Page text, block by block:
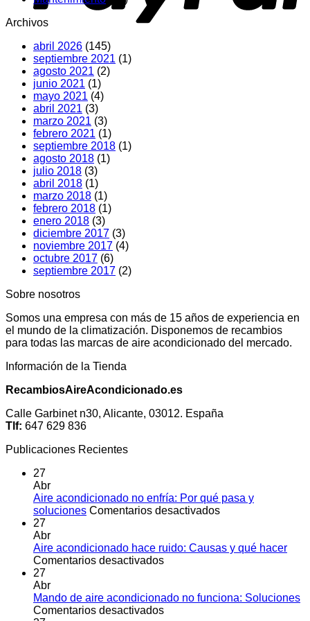
hacer
Archivos
abril 2026 (145)
septiembre 2021 (1)
agosto 2021 (2)
junio 2021 (1)
mayo 2021 (4)
abril 2021 (3)
marzo 2021 (3)
febrero 2021 (1)
septiembre 2018 (1)
agosto 2018 (1)
julio 2018 (3)
abril 2018 (1)
marzo 2018 (1)
febrero 2018 (1)
enero 2018 (3)
diciembre 2017 (3)
noviembre 2017 (4)
octubre 2017 (6)
septiembre 2017 (2)
Sobre nosotros
Somos una empresa con más de 15 años de experiencia en
el mundo de la climatización. Disponemos de recambios
para todas las marcas de aire acondicionado del mercado.
Información de la Tienda
RecambiosAireAcondicionado.es
Calle Garbinet n30, Alicante, 03012. España
Tlf: 647 629 836
Publicaciones Recientes
27
Abr
Aire acondicionado no enfría: Por qué pasa y
soluciones Comentarios desactivadosen
no
pasa
27
Abr
Aire acondicionado hace ruido: Causas y qué hacer
Comentarios desactivadosen
hace
ruido:
27
Abr
Mando de aire acondicionado no funciona: Soluciones
Comentarios desactivadosen